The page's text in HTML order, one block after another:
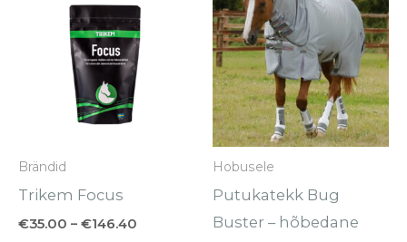
Brändid
Trikem Focus
€35.00 – €146.40
kuni
€146.40
tootel
on
mitu
varianti.
Valikuid
saab
teha
tootelehel.
Hobusele
Putukatekk Bug
Buster – hõbedane